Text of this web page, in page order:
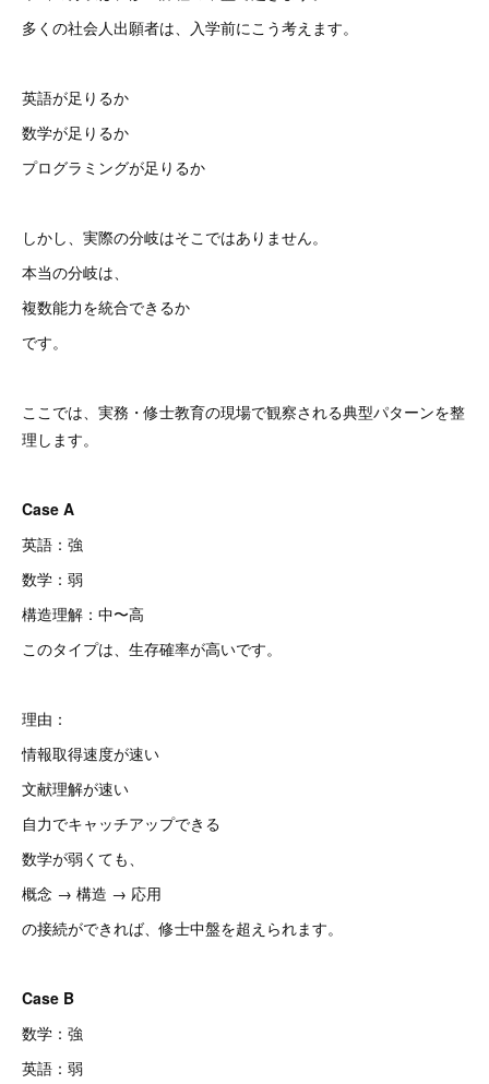
多くの社会人出願者は、入学前にこう考えます。
英語が足りるか
数学が足りるか
プログラミングが足りるか
しかし、実際の分岐はそこではありません。
本当の分岐は、
複数能力を統合できるか
です。
ここでは、実務・修士教育の現場で観察される典型パターンを整
理します。
Case A
英語：強
数学：弱
構造理解：中〜高
このタイプは、生存確率が高いです。
理由：
情報取得速度が速い
文献理解が速い
自力でキャッチアップできる
数学が弱くても、
概念 → 構造 → 応用
の接続ができれば、修士中盤を超えられます。
Case B
数学：強
英語：弱